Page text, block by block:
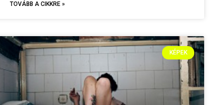
TOVÁBB A CIKKRE »
KÉPEK